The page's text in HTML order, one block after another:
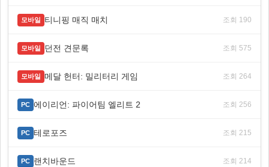
모바일 티니핑 매직 매치 조회 190
모바일 던전 견문록 조회 575
모바일 메달 헌터: 밀리터리 게임 조회 264
PC 에이리언: 파이어팀 엘리트 2 조회 256
PC 테로포즈 조회 215
PC 랜치바운드 조회 214